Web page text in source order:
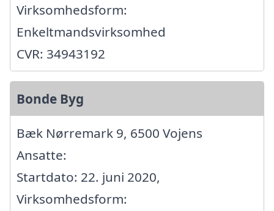
Virksomhedsform:
Enkeltmandsvirksomhed
CVR: 34943192
Bonde Byg
Bæk Nørremark 9, 6500 Vojens
Ansatte:
Startdato: 22. juni 2020,
Virksomhedsform: